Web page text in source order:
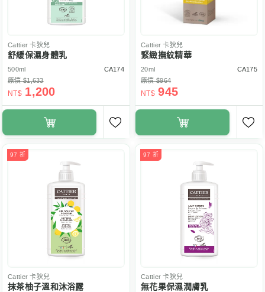
Cattier 卡狄兒
舒緩保濕身體乳
500ml
CA174
原價 $1,633
NT$ 1,200
Cattier 卡狄兒
緊緻撫紋精華
20ml
CA175
原價 $964
NT$ 945
97 折
Cattier 卡狄兒
抹茶柚子溫和沐浴露
97 折
Cattier 卡狄兒
無花果保濕潤膚乳